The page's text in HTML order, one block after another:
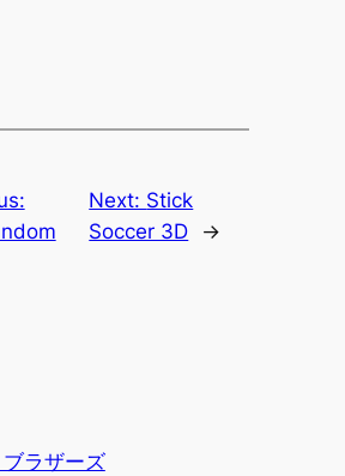
Next: Stick
Soccer 3D
→
ラザーズ